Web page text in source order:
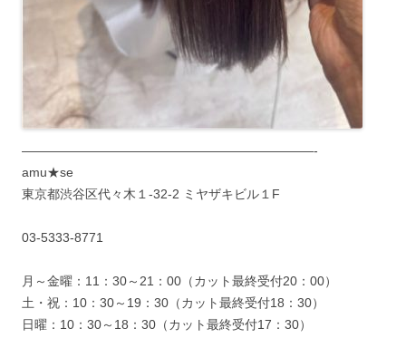
———————————————————————-
amu★se
東京都渋谷区代々木１-32-2 ミヤザキビル１F
03-5333-8771
月～金曜：11：30～21：00（カット最終受付20：00）
土・祝：10：30～19：30（カット最終受付18：30）
日曜：10：30～18：30（カット最終受付17：30）